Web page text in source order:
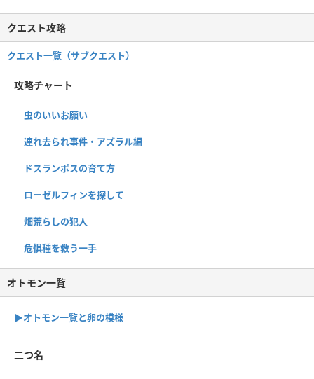
クエスト攻略
クエスト一覧（サブクエスト）
攻略チャート
虫のいいお願い
連れ去られ事件・アズラル編
ドスランポスの育て方
ローゼルフィンを探して
畑荒らしの犯人
危惧種を救う一手
オトモン一覧
▶︎オトモン一覧と卵の模様
二つ名